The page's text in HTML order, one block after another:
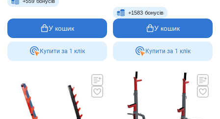
У кошик
Купити за 1 клiк
+1583 бонусів
У кошик
Купити за 1 клiк